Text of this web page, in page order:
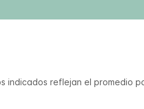
indicados reflejan el promedio